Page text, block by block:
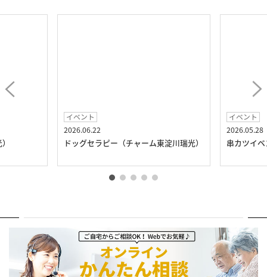
イベント
2026.06.22
ドッグセラピー（チャーム東淀川瑞光）
イベント
2026.05.28
串カツイ